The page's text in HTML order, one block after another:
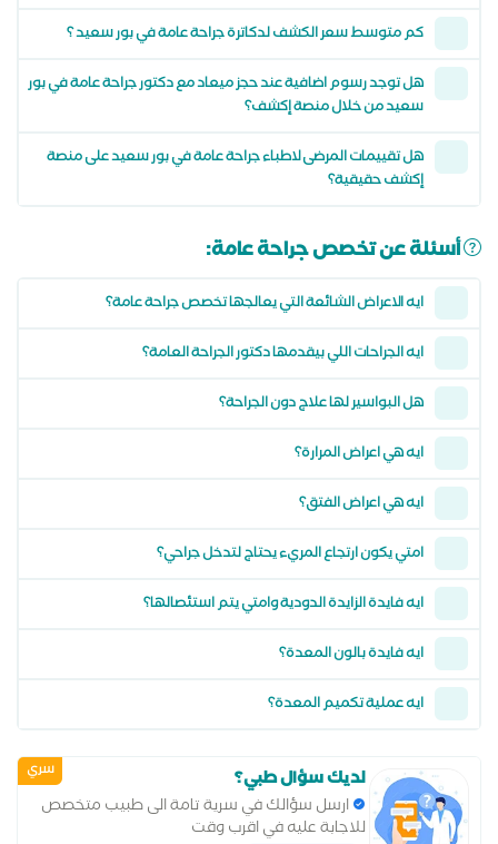
كم متوسط سعر الكشف لدكاترة جراحة عامة في بور سعيد ؟
هل توجد رسوم اضافية عند حجز ميعاد مع دكتور جراحة عامة في بور
سعيد من خلال منصة إكشف؟
هل تقييمات المرضى لاطباء جراحة عامة في بور سعيد على منصة
إكشف حقيقية؟
أسئلة عن تخصص جراحة عامة:
ايه الاعراض الشائعة التي يعالجها تخصص جراحة عامة؟
ايه الجراحات اللي بيقدمها دكتور الجراحة العامة؟
هل البواسير لها علاج دون الجراحة؟
ايه هي اعراض المرارة؟
ايه هي اعراض الفتق؟
امتي يكون ارتجاع المريء يحتاج لتدخل جراحي؟
ايه فايدة الزايدة الدودية وامتي يتم استئصالها؟
ايه فايدة بالون المعدة؟
ايه عملية تكميم المعدة؟
سري لديك سؤال طبي؟
ارسل سؤالك في سرية تامة الى طبيب متخصص
للاجابة عليه في اقرب وقت